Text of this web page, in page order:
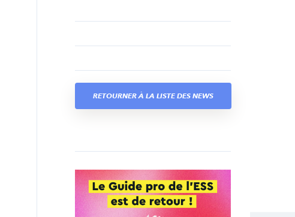
RETOURNER À LA LISTE DES NEWS